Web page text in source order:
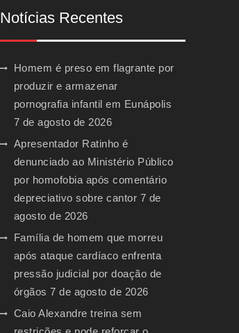
Notícias Recentes
Homem é preso em flagrante por
produzir e armazenar
pornografia infantil em Eunápolis
7 de agosto de 2026
Apresentador Ratinho é
denunciado ao Ministério Público
por homofobia após comentário
depreciativo sobre cantor 7 de
agosto de 2026
Família de homem que morreu
após ataque cardíaco enfrenta
pressão judicial por doação de
órgãos 7 de agosto de 2026
Caio Alexandre treina sem